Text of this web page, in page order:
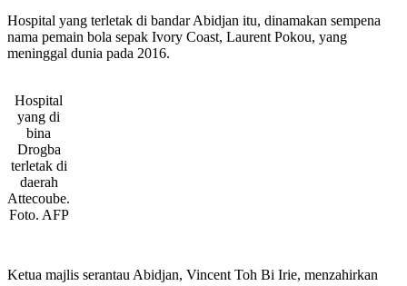
Hospital yang terletak di bandar Abidjan itu, dinamakan sempena
nama pemain bola sepak Ivory Coast, Laurent Pokou, yang
meninggal dunia pada 2016.
Hospital
yang di
bina
Drogba
terletak di
daerah
Attecoube.
Foto. AFP
Ketua majlis serantau Abidjan, Vincent Toh Bi Irie, menzahirkan